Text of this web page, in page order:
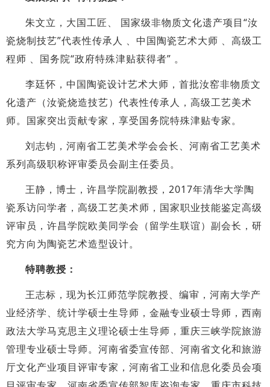
朱文立，大国工匠、 国家级非物质文化遗产项目“汝
瓷烧制技艺”代表性传承人 、中国陶瓷艺术大师 、高级工
程师 、国务院“政府特殊津贴获得者” 。
李廷怀，中国陶瓷设计艺术大师，首批汝窑非物质文
化遗产（汝瓷烧造技艺）代表性传承人，高级工艺美术
师。国家突出贡献专家，享受国务院特殊津贴专家。
刘志钧，河南省工艺美术学会会长、河南省工艺美术
系列高级职称评审委员会副主任委员。
王静，博士，许昌学院副教授，2017年清华大学陶
瓷系访问学者，高级工艺美术师，国家职业技能鉴定高级
评审员，许昌学院欧美同学会（留学生联谊）副会长，研
究方向为陶瓷艺术造型设计。
特聘教授：
王志标，现为长江师范学院教授、编审，河南大学产
业经济学、统计学硕士生导师，金融专业硕士导师，西南
政法大学马克思主义理论硕士生导师，重庆三峡学院旅游
管理专业硕士导师。河南省委宣传部、河南省文化和旅游
厅文化产业项目评审专家，河南省工业和信息化委员会项